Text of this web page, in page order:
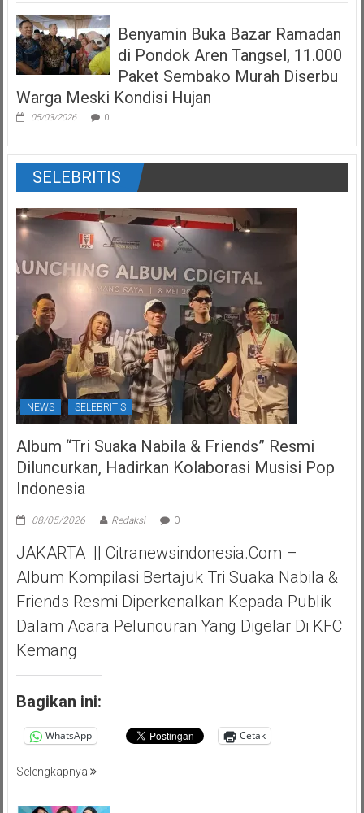
Benyamin Buka Bazar Ramadan
di Pondok Aren Tangsel, 11.000
Paket Sembako Murah Diserbu
Warga Meski Kondisi Hujan
05/03/2026 0
SELEBRITIS
NEWS SELEBRITIS
Album “Tri Suaka Nabila & Friends” Resmi
Diluncurkan, Hadirkan Kolaborasi Musisi Pop
Indonesia
08/05/2026 Redaksi 0
JAKARTA || Citranewsindonesia.com –
Album Kompilasi Bertajuk Tri Suaka Nabila &
Friends Resmi Diperkenalkan Kepada Publik
Dalam Acara Peluncuran Yang Digelar Di KFC
Kemang
Bagikan ini:
WhatsApp Cetak
Selengkapnya